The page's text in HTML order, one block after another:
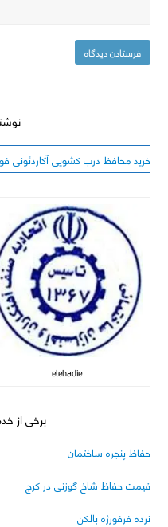
خرید محافظ درب کشویی آکاردئونی
etehadie
برخی از
حفاظ پنجره ساختمان
قیمت حفاظ شاخ گوزنی در کرج
نرده فرفورژه بالکن